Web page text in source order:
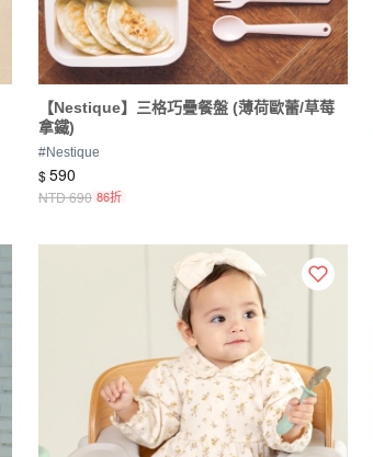
【Nestique】三格巧疊餐盤 (薄荷歐蕾/草莓
拿鐵)
#Nestique
$590
NTD690 86折